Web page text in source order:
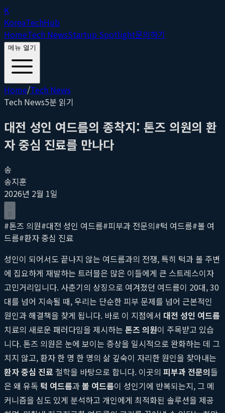
K
KoreaTechHub
HomeTech NewsStartup Spotlight문의하기
메뉴 열기
Home/Tech News
Tech News5분 읽기
대전 성인 여드름의 종착지: 톤즈 의원의 환
자 중심 진료를 만나다
송
송지훈
2026년 2월 1일
0
#톤즈 의원#대전 성인 여드름#피부과 전문의#턱 여드름#볼 여
드름#환자 중심 진료
성인이 되어서도 끝나지 않는 여드름과의 전쟁, 특히 턱과 볼 주변
에 집요하게 재발하는 트러블은 많은 이들에게 큰 스트레스이자
고민거리입니다. 사춘기의 상징으로 여겨졌던 여드름이 20대, 30
대를 넘어 지속될 때, 우리는 단순한 피부 문제를 넘어 근본적인
원인과 해결책을 찾게 됩니다. 바로 이 지점에서 대전 성인 여드름
치료의 새로운 패러다임을 제시하는 톤즈 의원이 주목받고 있습
니다. 톤즈 의원은 눈에 보이는 증상을 일시적으로 완화하는 데 그
치지 않고, 환자 한 명 한 명의 삶 깊숙이 자리한 원인을 찾아내는
환자 중심 진료 철학을 바탕으로 합니다. 이곳의 피부과 전문의들
은 왜 유독 턱 여드름과볼 여드름이 성인기에 반복되는지, 그 메
커니즘을 심도 있게 분석하고 개인에게 최적화된 솔루션을 제공